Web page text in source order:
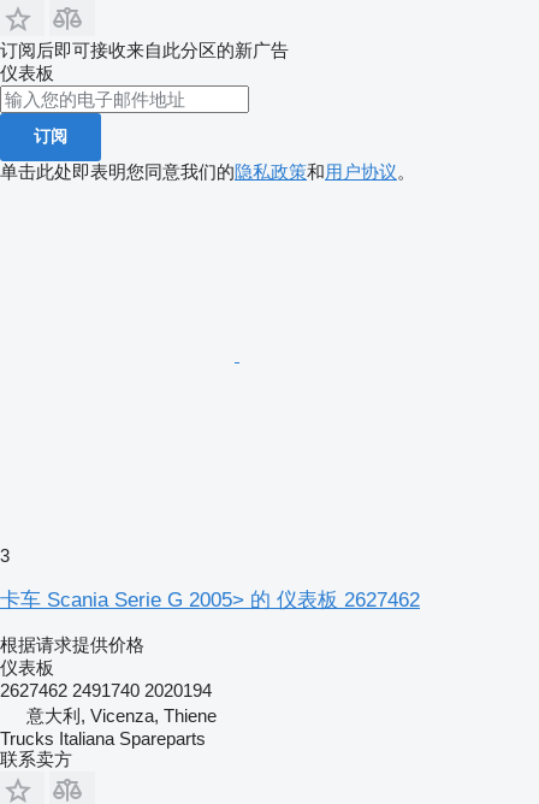
订阅后即可接收来自此分区的新广告
仪表板
订阅
单击此处即表明您同意我们的隐私政策和用户协议。
3
卡车 Scania Serie G 2005> 的 仪表板 2627462
根据请求提供价格
仪表板
2627462 2491740 2020194
意大利, Vicenza, Thiene
Trucks Italiana Spareparts
联系卖方